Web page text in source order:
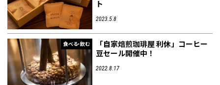
パン アジア・エスニッ
ク
レジャー・スポー
ツ施設
非日常 イベントレポート
脱毛 温活・サウナ
その他
幼稚園 教育
ト
2023.5.8
食べる・飲む
「自家焙煎珈琲屋 利休」コーヒー
豆セール開催中！
2022.8.17